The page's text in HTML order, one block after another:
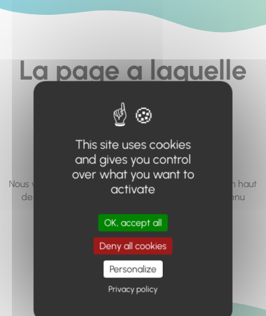
La page a laquelle
vous cherchez à
accéder n'existe
pas... ou plus.
Nous vous invitons à utiliser le moteur de recherche en haut
de page, ou à utiliser le menu pour trouver le contenu
Retour à l'accueil
This site uses cookies
and gives you control
over what you want to
activate
OK, accept all
Deny all cookies
Personalize
Privacy policy